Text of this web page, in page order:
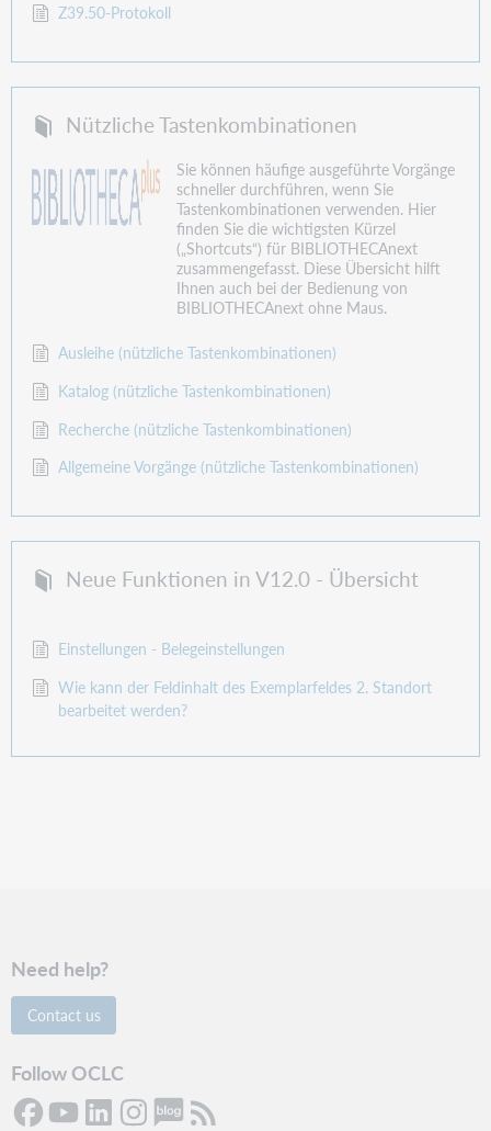
Z39.50-Protokoll
Nützliche Tastenkombinationen
Sie können häufige ausgeführte Vorgänge
schneller durchführen, wenn Sie
Tastenkombinationen verwenden. Hier
finden Sie die wichtigsten Kürzel
(„Shortcuts“) für BIBLIOTHECAnext
zusammengefasst. Diese Übersicht hilft
Ihnen auch bei der Bedienung von
BIBLIOTHECAnext ohne Maus.
Ausleihe (nützliche Tastenkombinationen)
Katalog (nützliche Tastenkombinationen)
Recherche (nützliche Tastenkombinationen)
Allgemeine Vorgänge (nützliche Tastenkombinationen)
Neue Funktionen in V12.0 - Übersicht
Einstellungen - Belegeinstellungen
Wie kann der Feldinhalt des Exemplarfeldes 2. Standort
bearbeitet werden?
Need help?
Contact us
Follow OCLC